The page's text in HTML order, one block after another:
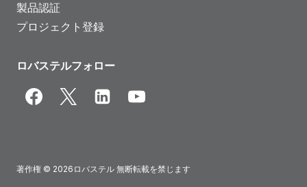
製品認証
プロジェクト登録
ロバステルフォロー
著作権 © 2026ロバステル 無断転載を禁じます